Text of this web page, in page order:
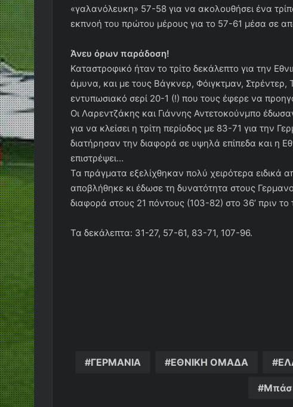
«γαλανόλευκη» 57-58 για να ακολουθήσει ένα
εκπνοή του πρώτου μέρους για το 57-61 μέσα σε
Άνευ όρων παράδοση!
Καταστροφικό ήταν το τρίτο δεκάλεπτο για την
άμυνα, και με τους Βάγκνερ, Φόιγκτμαν,
εντυπωσιακό σερί 20-1 (!) που τους έφερε να
Οι Λαρεντζάκης και Γιάννης Αντετοκούνμπο
για να κλείσει η τρίτη περίοδος με 83-71 για την
διατήρησαν την διαφορά σε υψηλά επίπεδα και η
επιστρέψει…
Τα πράγματα εξελίχθηκαν πολύ χειρότερα ειδικά
αποβλήθηκε κι έδωσε τη δυνατότητα στους
διαφορά στους 21 πόντους (103-82) στο 36’ πριν το
Τα δεκάλεπτα: 31-27, 57-61, 83-71, 107-96.
ΓΕΡΜΑΝΙΑ ΕΘΝΙΚΗ ΟΜΑΔΑ